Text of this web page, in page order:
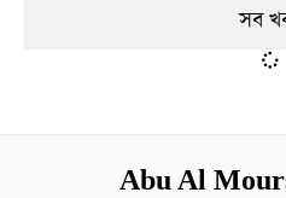
সব
Abu Al